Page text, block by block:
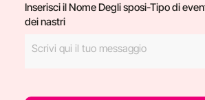
Inserisci il Nome Degli sposi-Tipo di
dei nastri